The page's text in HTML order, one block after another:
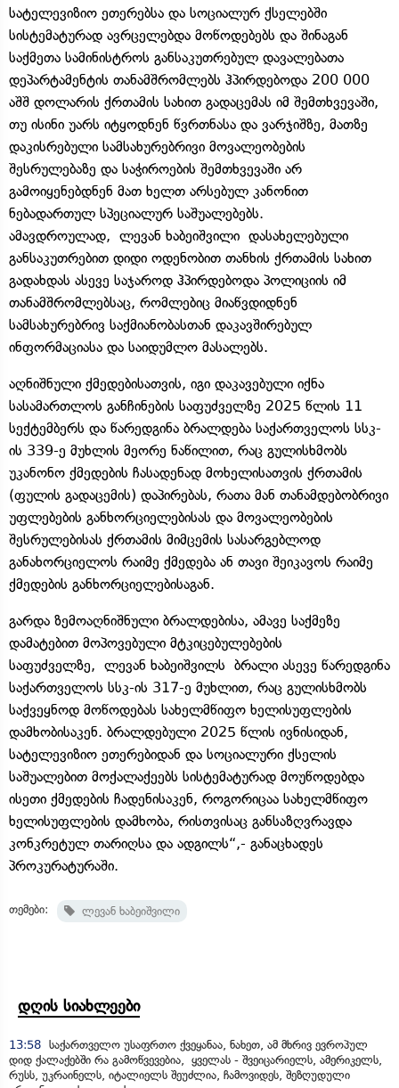
სატელევიზიო ეთერებსა და სოციალურ ქსელებში
სისტემატურად ავრცელებდა მოწოდებებს და შინაგან
საქმეთა სამინისტროს განსაკუთრებულ დავალებათა
დეპარტამენტის თანამშრომლებს ჰპირდებოდა 200 000
აშშ დოლარის ქრთამის სახით გადაცემას იმ შემთხვევაში,
თუ ისინი უარს იტყოდნენ წვრთნასა და ვარჯიშზე, მათზე
დაკისრებული სამსახურებრივი მოვალეობების
შესრულებაზე და საჭიროების შემთხვევაში არ
გამოიყენებდნენ მათ ხელთ არსებულ კანონით
ნებადართულ სპეციალურ საშუალებებს.
ამავდროულად, ლევან ხაბეიშვილი დასახელებული
განსაკუთრებით დიდი ოდენობით თანხის ქრთამის სახით
გადახდას ასევე საჯაროდ ჰპირდებოდა პოლიციის იმ
თანამშრომლებსაც, რომლებიც მიაწვდიდნენ
სამსახურებრივ საქმიანობასთან დაკავშირებულ
ინფორმაციასა და საიდუმლო მასალებს.
აღნიშნული ქმედებისათვის, იგი დაკავებული იქნა
სასამართლოს განჩინების საფუძველზე 2025 წლის 11
სექტემბერს და წარედგინა ბრალდება საქართველოს სსკ-
ის 339-ე მუხლის მეორე ნაწილით, რაც გულისხმობს
უკანონო ქმედების ჩასადენად მოხელისათვის ქრთამის
(ფულის გადაცემის) დაპირებას, რათა მან თანამდებობრივი
უფლებების განხორციელებისას და მოვალეობების
შესრულებისას ქრთამის მიმცემის სასარგებლოდ
განახორციელოს რაიმე ქმედება ან თავი შეიკავოს რაიმე
ქმედების განხორციელებისაგან.
გარდა ზემოაღნიშნული ბრალდებისა, ამავე საქმეზე
დამატებით მოპოვებული მტკიცებულებების
საფუძველზე, ლევან ხაბეიშვილს ბრალი ასევე წარედგინა
საქართველოს სსკ-ის 317-ე მუხლით, რაც გულისხმობს
საქვეყნოდ მოწოდებას სახელმწიფო ხელისუფლების
დამხობისაკენ. ბრალდებული 2025 წლის ივნისიდან,
სატელევიზიო ეთერებიდან და სოციალური ქსელის
საშუალებით მოქალაქეებს სისტემატურად მოუწოდებდა
ისეთი ქმედების ჩადენისაკენ, როგორიცაა სახელმწიფო
ხელისუფლების დამხობა, რისთვისაც განსაზღვრავდა
კონკრეტულ თარიღსა და ადგილს“,- განაცხადეს
პროკურატურაში.
თემები: ლევან ხაბეიშვილი
დღის სიახლეები
13:58 საქართველო უსაფრთო ქვეყანაა, ნახეთ, ამ მხრივ ევროპულ
დიდ ქალაქებში რა გამოწვევებია, ყველას - შვეიცარიელს, ამერიკელს,
რუსს, უკრაინელს, იტალიელს შეუძლია, ჩამოვიდეს, შეზღუდული